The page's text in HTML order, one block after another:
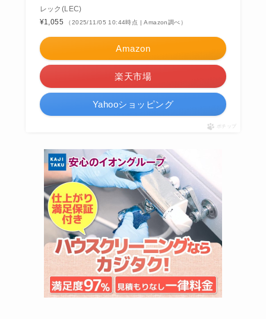
レック(LEC)
¥1,055
（2025/11/05 10:44時点 | Amazon調べ）
Amazon
楽天市場
Yahooショッピング
ポチップ